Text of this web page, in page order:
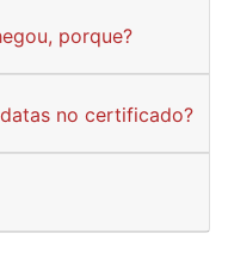
porque?
no certificado?